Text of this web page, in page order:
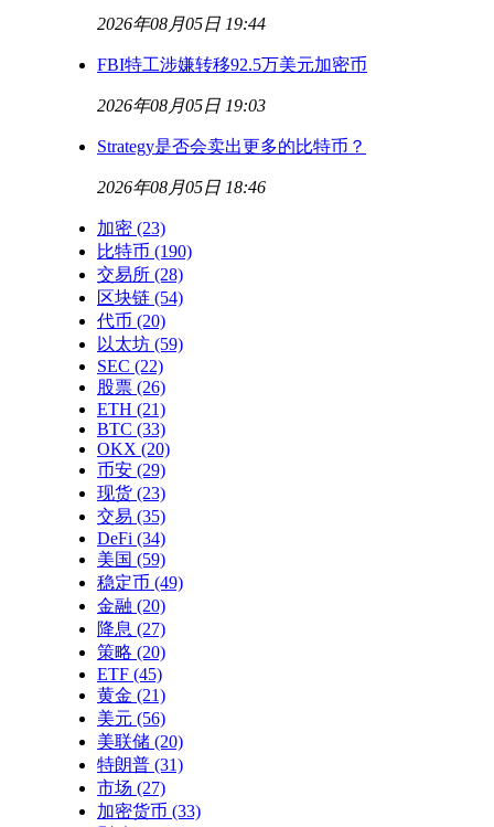
2026年08月05日 19:44
FBI特工涉嫌转移92.5万美元加密币
2026年08月05日 19:03
Strategy是否会卖出更多的比特币？
2026年08月05日 18:46
加密 (23)
比特币 (190)
交易所 (28)
区块链 (54)
代币 (20)
以太坊 (59)
SEC (22)
股票 (26)
ETH (21)
BTC (33)
OKX (20)
币安 (29)
现货 (23)
交易 (35)
DeFi (34)
美国 (59)
稳定币 (49)
金融 (20)
降息 (27)
策略 (20)
ETF (45)
黄金 (21)
美元 (56)
美联储 (20)
特朗普 (31)
市场 (27)
加密货币 (33)